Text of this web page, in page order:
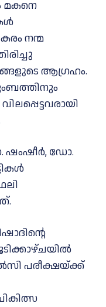
മകനെ
നന്മ
ആഗ്രഹം.
ഷംഷീർ, ഡോ.
പരീക്ഷയ്ക്ക്